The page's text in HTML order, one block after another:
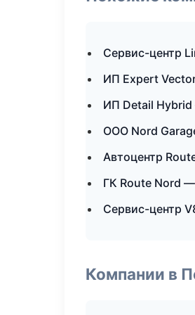
Сервис-центр
ИП Expert
ИП Detail
ООО Nord
Автоцентр
ГК Route Nord
Сервис-центр
Компании в